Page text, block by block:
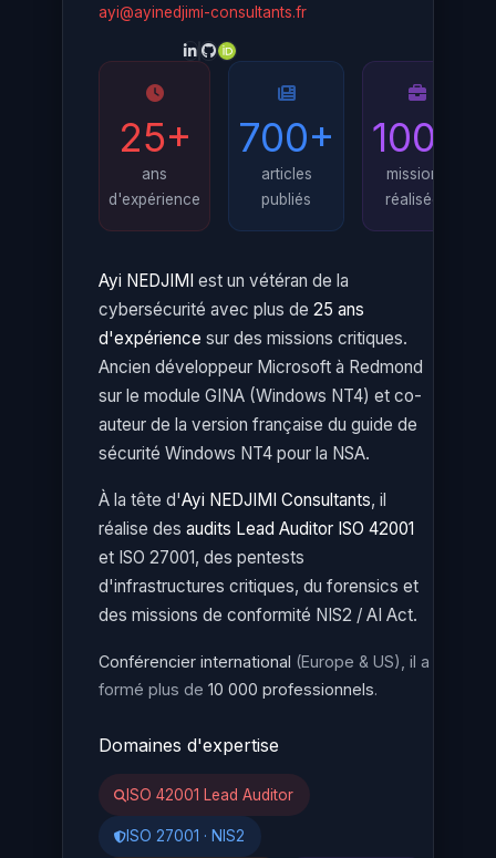
ayi@ayinedjimi-consultants.fr
25+
ans
d'expérience
700+
articles
publiés
100+
missions
réalisées
Ayi NEDJIMI est un vétéran de la
cybersécurité avec plus de 25 ans
d'expérience sur des missions critiques.
Ancien développeur Microsoft à Redmond
sur le module GINA (Windows NT4) et co-
auteur de la version française du guide de
sécurité Windows NT4 pour la NSA.
À la tête d'Ayi NEDJIMI Consultants, il
réalise des audits Lead Auditor ISO 42001
et ISO 27001, des pentests
d'infrastructures critiques, du forensics et
des missions de conformité NIS2 / AI Act.
Conférencier international (Europe & US), il a
formé plus de 10 000 professionnels.
Domaines d'expertise
ISO 42001 Lead Auditor
ISO 27001 · NIS2